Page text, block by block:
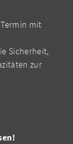
mit
Sicherheit,
zur